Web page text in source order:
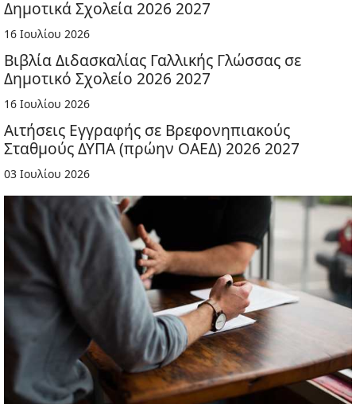
Δημοτικά Σχολεία 2026 2027
16 Ιουλίου 2026
Βιβλία Διδασκαλίας Γαλλικής Γλώσσας σε
Δημοτικό Σχολείο 2026 2027
16 Ιουλίου 2026
Αιτήσεις Εγγραφής σε Βρεφονηπιακούς
Σταθμούς ΔΥΠΑ (πρώην ΟΑΕΔ) 2026 2027
03 Ιουλίου 2026